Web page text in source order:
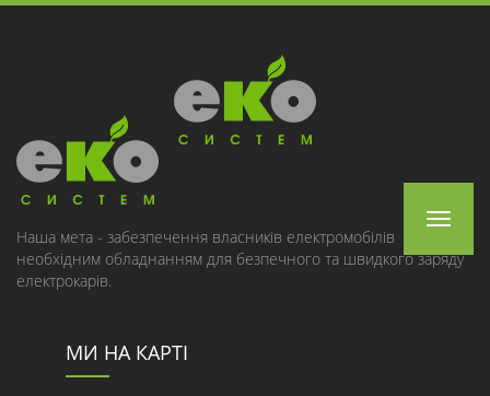
Toggle
Наша мета - забезпечення власників електромобілів
необхідним обладнанням для безпечного та швидкого заряду
електрокарів.
МИ НА КАРТІ